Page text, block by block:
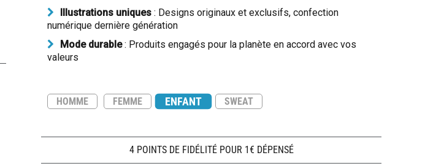
Illustrations uniques : Designs originaux et exclusifs, confection
numérique dernière génération
Mode durable: Produits engagés pour la planète en accord avec vos
valeurs
HOMME FEMME ENFANT SWEAT
4 POINTS DE FIDÉLITÉ POUR 1€ DÉPENSÉ